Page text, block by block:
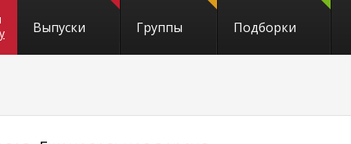
Выпуски Группы Подборки